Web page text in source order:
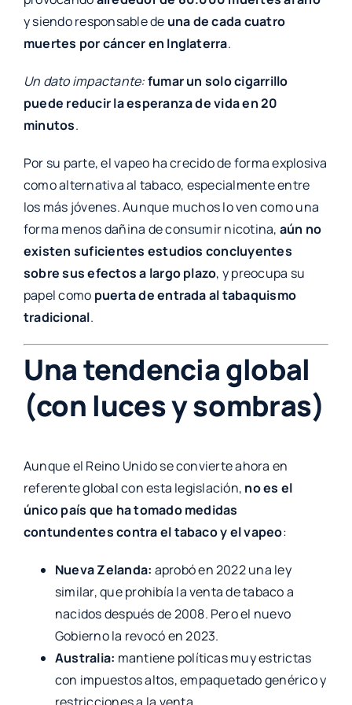
y siendo responsable de una de cada cuatro
muertes por cáncer en Inglaterra.
Un dato impactante:fumar un solo cigarrillo
puede reducir la esperanza de vida en 20
minutos.
Por su parte, el vapeo ha crecido de forma explosiva
como alternativa al tabaco, especialmente entre
los más jóvenes. Aunque muchos lo ven como una
forma menos dañina de consumir nicotina, aún no
existen suficientes estudios concluyentes
sobre sus efectos a largo plazo, y preocupa su
papel como puerta de entrada al tabaquismo
tradicional.
Una tendencia global
(con luces y sombras)
Aunque el Reino Unido se convierte ahora en
referente global con esta legislación, no es el
único país que ha tomado medidas
contundentes contra el tabaco y el vapeo:
Nueva Zelanda: aprobó en 2022 una ley
similar, que prohibía la venta de tabaco a
nacidos después de 2008. Pero el nuevo
Gobierno la revocó en 2023.
Australia: mantiene políticas muy estrictas
con impuestos altos, empaquetado genérico y